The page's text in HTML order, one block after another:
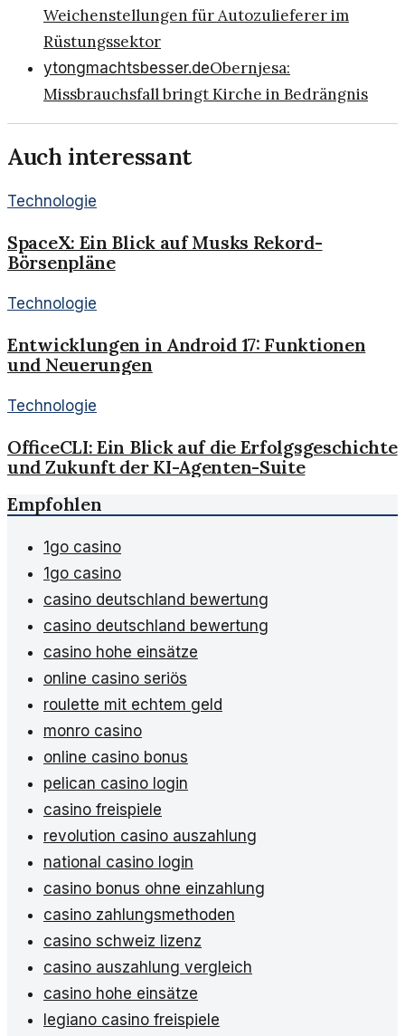
Weichenstellungen für Autozulieferer im
Rüstungssektor
ytongmachtsbesser.deObernjesa:
Missbrauchsfall bringt Kirche in Bedrängnis
Auch interessant
Technologie
SpaceX: Ein Blick auf Musks Rekord-
Börsenpläne
Technologie
Entwicklungen in Android 17: Funktionen
und Neuerungen
Technologie
OfficeCLI: Ein Blick auf die Erfolgsgeschichte
und Zukunft der KI-Agenten-Suite
Empfohlen
1go casino
1go casino
casino deutschland bewertung
casino deutschland bewertung
casino hohe einsätze
online casino seriös
roulette mit echtem geld
monro casino
online casino bonus
pelican casino login
casino freispiele
revolution casino auszahlung
national casino login
casino bonus ohne einzahlung
casino zahlungsmethoden
casino schweiz lizenz
casino auszahlung vergleich
casino hohe einsätze
legiano casino freispiele